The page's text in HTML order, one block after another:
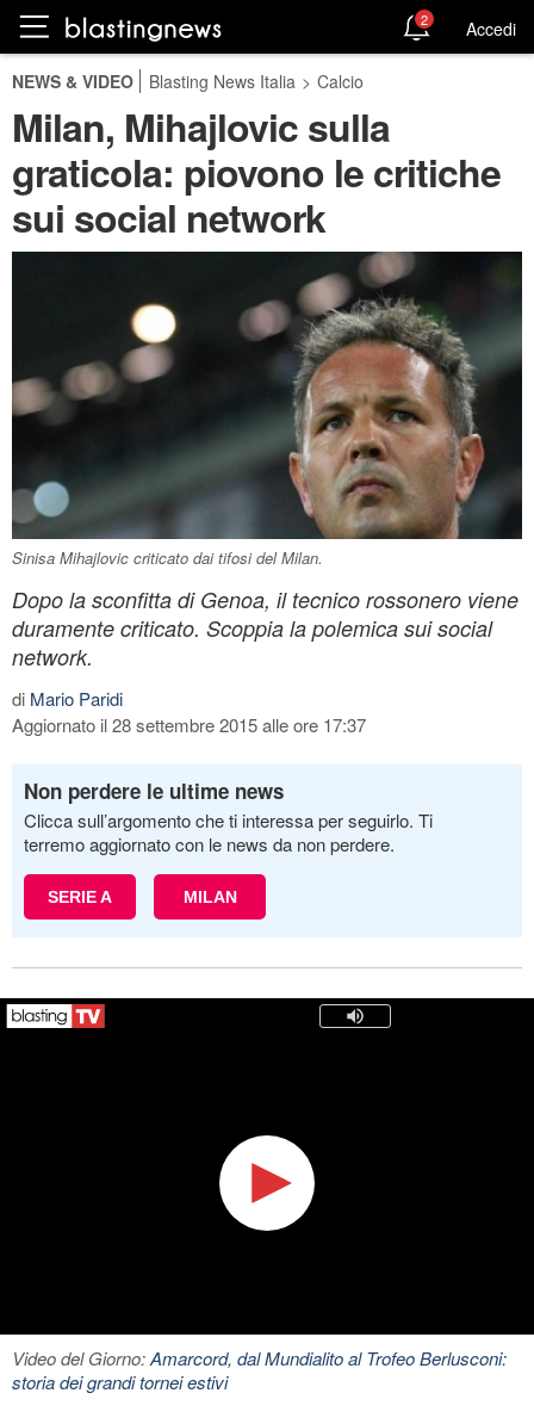
2 Accedi
NEWS & VIDEO Blasting News Italia > Calcio
Milan, Mihajlovic sulla
graticola: piovono le critiche
sui social network
Sinisa Mihajlovic criticato dai tifosi del Milan.
Dopo la sconfitta di Genoa, il tecnico rossonero viene
duramente criticato. Scoppia la polemica sui social
network.
di Mario Paridi
Aggiornato il 28 settembre 2015 alle ore 17:37
Non perdere le ultime news
Clicca sull’argomento che ti interessa per seguirlo. Ti
terremo aggiornato con le news da non perdere.
SERIE A MILAN
Video del Giorno:Amarcord, dal Mundialito al Trofeo Berlusconi:
storia dei grandi tornei estivi